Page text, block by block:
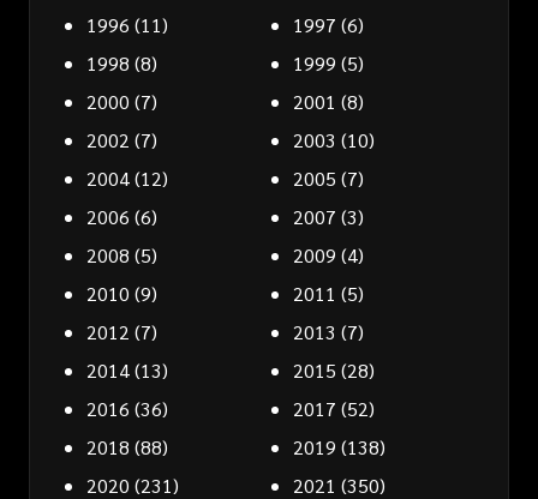
1996 (11) 1997 (6)
1998 (8) 1999 (5)
2000 (7) 2001 (8)
2002 (7) 2003 (10)
2004(12) 2005 (7)
2006 (6) 2007 (3)
2008 (5) 2009 (4)
2010 (9) 2011 (5)
2012 (7) 2013 (7)
2014(13) 2015 (28)
2016 (36) 2017 (52)
2018 (88) 2019 (138)
2020 (231) 2021 (350)